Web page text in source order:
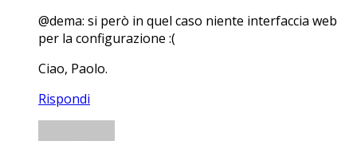
@dema: si però in quel caso niente interfaccia web
per la configurazione :(
Ciao, Paolo.
Rispondi